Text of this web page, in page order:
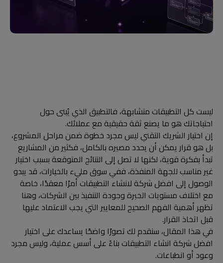
ليست كل التطبيقات متشابهة، فالتطبيق الذي يُبنى حول
احتياجاتك هو ما يصنع ثقة حقيقية مع عملائك.
إن اختيار الشريك التقني ليس مجرد خطوة ضمن مراحل المشروع،
بل هو قرار يمكن أن يحدد مصيره بالكامل، فكثير من المشاريع
تبدأ بفكرة قوية، لكنها لا تصل إلى النتائج المتوقعة بسبب اختيار
غير مناسب للجهة المنفذة، ففي سوق مليء بالخيارات، قد يبدو
الوصول إلى افضل شركة لانشاء التطبيقات أمرًا معقدًا، خاصة
مع اختلاف مستويات الخبرة وجودة التنفيذ بين الشركات، وهنا
تظهر أهمية الفهم الصحيح للمعايير التي يجب الاعتماد عليها
قبل اتخاذ القرار.
في هذا المقال، سنقدم لك تصورًا واضحًا يساعدك على اختيار
افضل شركة انشاء التطبيقات بناءً على أسس عملية، وليس مجرد
وعود أو انطباعات.